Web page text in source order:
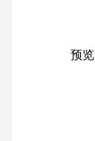
预